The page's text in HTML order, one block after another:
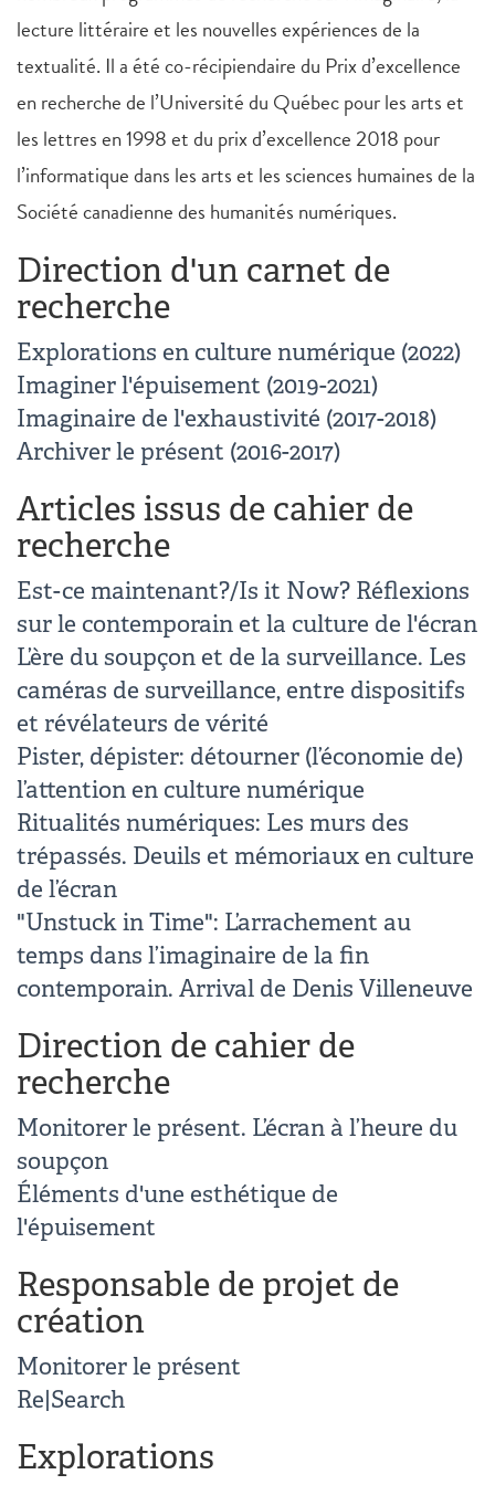
lecture littéraire et les nouvelles expériences de la
textualité. Il a été co-récipiendaire du Prix d’excellence
en recherche de l’Université du Québec pour les arts et
les lettres en 1998 et du prix d’excellence 2018 pour
l’informatique dans les arts et les sciences humaines de la
Société canadienne des humanités numériques.
Direction d'un carnet de
recherche
Explorations en culture numérique (2022)
Imaginer l'épuisement (2019-2021)
Imaginaire de l'exhaustivité (2017-2018)
Archiver le présent (2016-2017)
Articles issus de cahier de
recherche
Est-ce maintenant?/Is it Now? Réflexions
sur le contemporain et la culture de l'écran
L’ère du soupçon et de la surveillance. Les
caméras de surveillance, entre dispositifs
et révélateurs de vérité
Pister, dépister: détourner (l’économie de)
l’attention en culture numérique
Ritualités numériques: Les murs des
trépassés. Deuils et mémoriaux en culture
de l’écran
"Unstuck in Time": L’arrachement au
temps dans l’imaginaire de la fin
contemporain. Arrival de Denis Villeneuve
Direction de cahier de
recherche
Monitorer le présent. L’écran à l’heure du
soupçon
Éléments d'une esthétique de
l'épuisement
Responsable de projet de
création
Monitorer le présent
Re|Search
Explorations